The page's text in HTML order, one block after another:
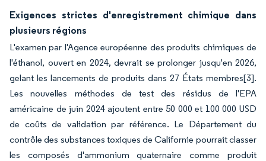
Exigences strictes d'enregistrement chimique dans
plusieurs régions
L'examen par l'Agence européenne des produits chimiques de
l'éthanol, ouvert en 2024, devrait se prolonger jusqu'en 2026,
gelant les lancements de produits dans 27 États membres[3].
Les nouvelles méthodes de test des résidus de l'EPA
américaine de juin 2024 ajoutent entre 50 000 et 100 000 USD
de coûts de validation par référence. Le Département du
contrôle des substances toxiques de Californie pourrait classer
les composés d'ammonium quaternaire comme produit